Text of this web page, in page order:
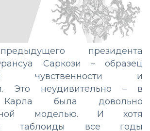
президента
Саркози – образец
чувственности и
Это неудивительно – в
была довольно
моделью. И хотя
таблоиды все годы